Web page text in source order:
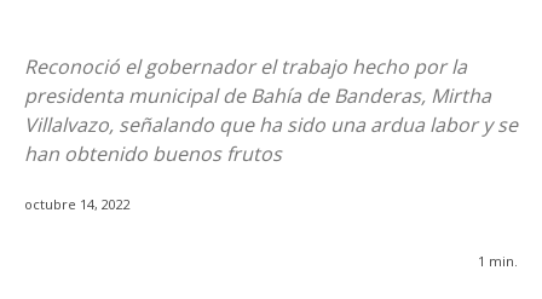
Reconoció el gobernador el trabajo hecho por la
presidenta municipal de Bahía de Banderas, Mirtha
Villalvazo, señalando que ha sido una ardua labor y se
han obtenido buenos frutos
octubre 14, 2022
1 min.